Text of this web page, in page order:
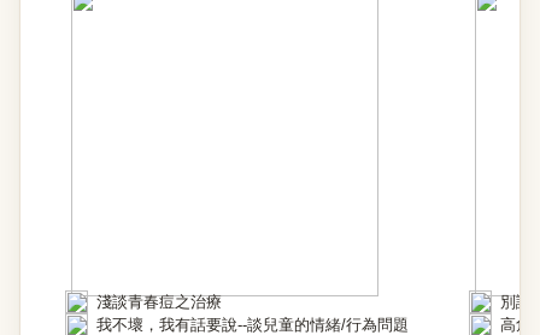
淺談青春痘之治療
我不壞，我有話要說--談兒童的情緒/行為問題
別讓
高危